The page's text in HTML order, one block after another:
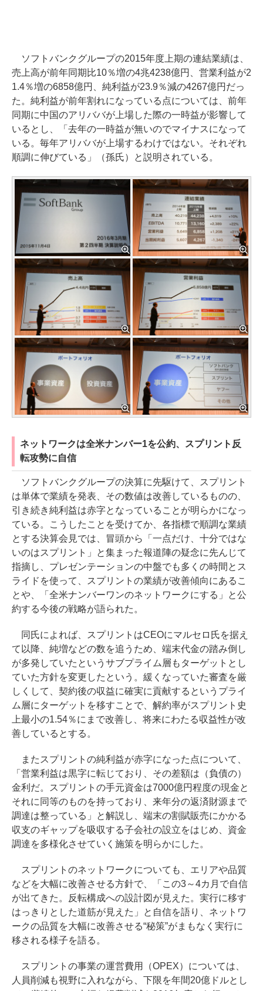
ソフトバンクグループの2015年度上期の連結業績は、
売上高が前年同期比10％増の4兆4238億円、営業利益が2
1.4％増の6858億円、純利益が23.9％減の4267億円だっ
た。純利益が前年割れになっている点については、前年
同期に中国のアリババが上場した際の一時益が影響して
いるとし、「去年の一時益が無いのでマイナスになって
いる。毎年アリババが上場するわけではない。それぞれ
順調に伸びている」（孫氏）と説明されている。
ネットワークは全米ナンバー1を公約、スプリント反
転攻勢に自信
ソフトバンクグループの決算に先駆けて、スプリント
は単体で業績を発表、その数値は改善しているものの、
引き続き純利益は赤字となっていることが明らかになっ
ている。こうしたことを受けてか、各指標で順調な業績
とする決算会見では、冒頭から「一点だけ、十分ではな
いのはスプリント」と集まった報道陣の疑念に先んじて
指摘し、プレゼンテーションの中盤でも多くの時間とス
ライドを使って、スプリントの業績が改善傾向にあるこ
とや、「全米ナンバーワンのネットワークにする」と公
約する今後の戦略が語られた。
同氏によれば、スプリントはCEOにマルセロ氏を据え
て以降、純増などの数を追うため、端末代金の踏み倒し
が多発していたというサブプライム層もターゲットとし
ていた方針を変更したという。緩くなっていた審査を厳
しくして、契約後の収益に確実に貢献するというプライ
ム層にターゲットを移すことで、解約率がスプリント史
上最小の1.54％にまで改善し、将来にわたる収益性が改
善しているとする。
またスプリントの純利益が赤字になった点について、
「営業利益は黒字に転じており、その差額は（負債の）
金利だ。スプリントの手元資金は7000億円程度の現金と
それに同等のものを持っており、来年分の返済財源まで
調達は整っている」と解説し、端末の割賦販売にかかる
収支のギャップを吸収する子会社の設立をはじめ、資金
調達を多様化させていく施策を明らかにした。
スプリントのネットワークについても、エリアや品質
などを大幅に改善させる方針で、「この3～4カ月で自信
が出てきた。反転構成への設計図が見えた。実行に移す
はっきりとした道筋が見えた」と自信を語り、ネットワ
ークの品質を大幅に改善させる“秘策”がまもなく実行に
移される様子を語る。
スプリントの事業の運営費用（OPEX）については、
人員削減も視野に入れながら、下限を年間20億ドルとし